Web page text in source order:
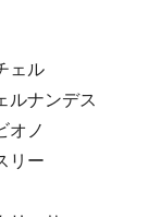
ェル
ルナンデス
オノ
リー